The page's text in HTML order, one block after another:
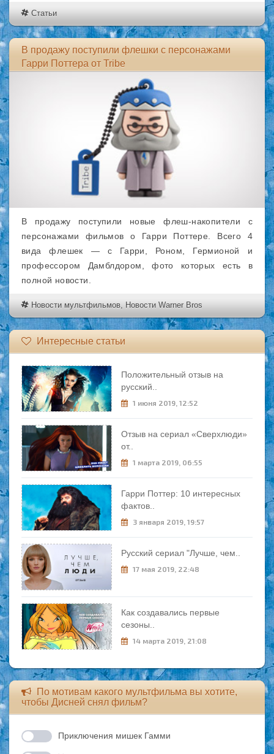
Статьи
В продажу поступили флешки с персонажами
Гарри Поттера от Tribe
В продажу поступили новые флеш-накопители с
персонажами фильмов о Гарри Поттере. Всего 4
вида флешек — с Гарри, Роном, Гермионой и
профессором Дамблдором, фото которых есть в
полной новости.
Новости мультфильмов, Новости Warner Bros
Интересные статьи
Положительный отзыв на
русский..
1 июня 2019, 12:52
Отзыв на сериал «Сверхлюди»
от..
1 марта 2019, 06:55
Гарри Поттер: 10 интересных
фактов..
3 января 2019, 19:57
Русский сериал "Лучше, чем..
17 мая 2019, 22:48
Как создавались первые
сезоны..
14 марта 2019, 21:08
По мотивам какого мультфильма вы хотите,
чтобы Дисней снял фильм?
Приключения мишек Гамми